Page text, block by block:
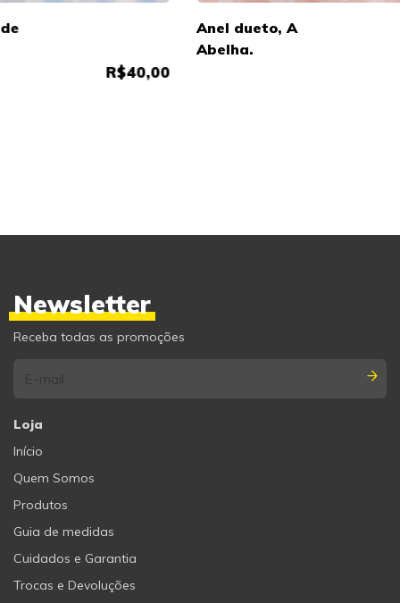
R$40,00
Anel dueto, A
Abelha.
Newsletter
Receba todas as promoções
Loja
Início
Quem Somos
Produtos
Guia de medidas
Cuidados e Garantia
Trocas e Devoluções